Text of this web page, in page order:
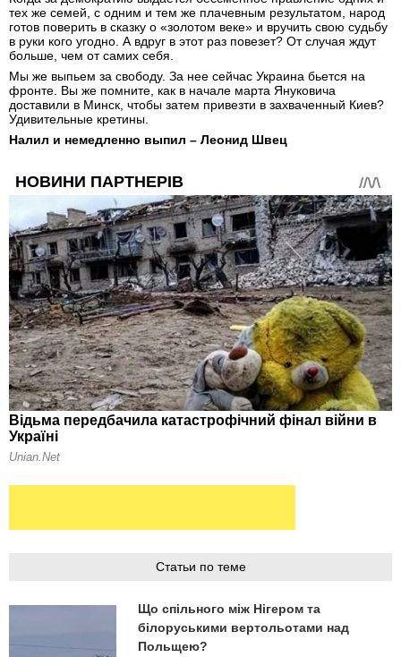
тех же семей, с одним и тем же плачевным результатом, народ
готов поверить в сказку о «золотом веке» и вручить свою судьбу
в руки кого угодно. А вдруг в этот раз повезет? От случая ждут
больше, чем от самих себя.
Мы же выпьем за свободу. За нее сейчас Украина бьется на
фронте. Вы же помните, как в начале марта Януковича
доставили в Минск, чтобы затем привезти в захваченный Киев?
Удивительные кретины.
Налил и немедленно выпил – Леонид Швец
Статьи по теме
Що спільного між Нігером та
білоруськими вертольотами над
Польщею?